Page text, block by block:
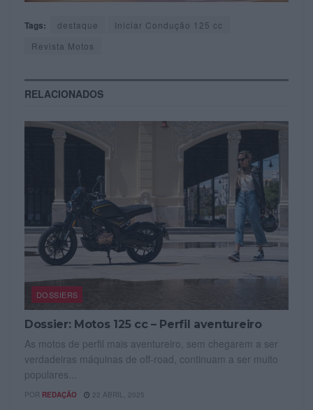
Tags: destaque
Iniciar Condução 125 cc
Revista Motos
RELACIONADOS
DOSSIERS
Dossier: Motos 125 cc – Perfil aventureiro
As motos de perfil mais aventureiro, sem chegarem a ser
verdadeiras máquinas de off-road, continuam a ser muito
populares...
POR REDAÇÃO 22 ABRIL, 2025